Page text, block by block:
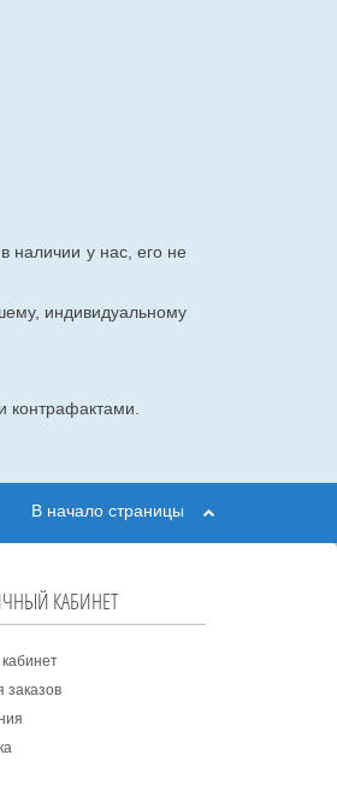
наличии у нас, его не
индивидуальному
В начало страницы
КАБИНЕТ
заказов